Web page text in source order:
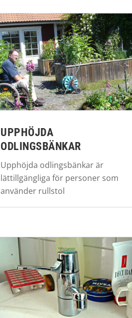
UPPHÖJDA
ODLINGSBÄNKAR
Upphöjda odlingsbänkar är
lättillgängliga för personer som
använder rullstol